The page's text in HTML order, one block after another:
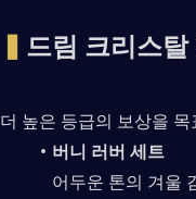
▍ 드림 크리스
더 높은 등급의 보상을
버니 러버 세트
어두운 톤의 겨울